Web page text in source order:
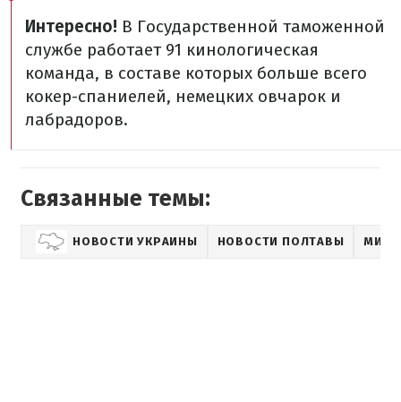
Интересно! В Государственной таможенной
службе работает 91 кинологическая
команда, в составе которых больше всего
кокер-спаниелей, немецких овчарок и
лабрадоров.
Связанные темы:
НОВОСТИ УКРАИНЫ НОВОСТИ ПОЛТАВЫ МИР